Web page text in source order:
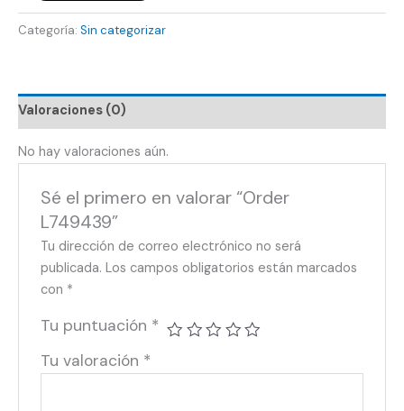
Categoría: Sin categorizar
Valoraciones (0)
No hay valoraciones aún.
Sé el primero en valorar “Order
L749439”
Tu dirección de correo electrónico no será
publicada. Los campos obligatorios están marcados
con *
Tu puntuación *
Tu valoración *